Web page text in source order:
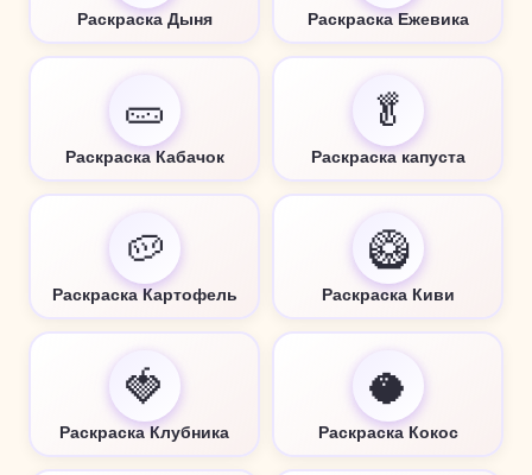
Раскраска Дыня Раскраска Ежевика
🥒
Раскраска Кабачок
🥬
Раскраска капуста
🥔
Раскраска Картофель
🥝
Раскраска Киви
🍓
Раскраска Клубника
🥥
Раскраска Кокос